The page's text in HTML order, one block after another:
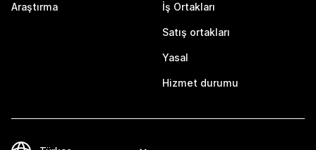
Araştırma İş Ortakları
Satış ortakları
Yasal
Hizmet durumu